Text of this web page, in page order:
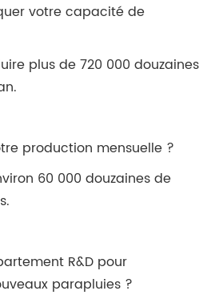
votre capacité de
plus de 720 000 douzaines
production mensuelle ?
60 000 douzaines de
R&D pour
parapluies ?